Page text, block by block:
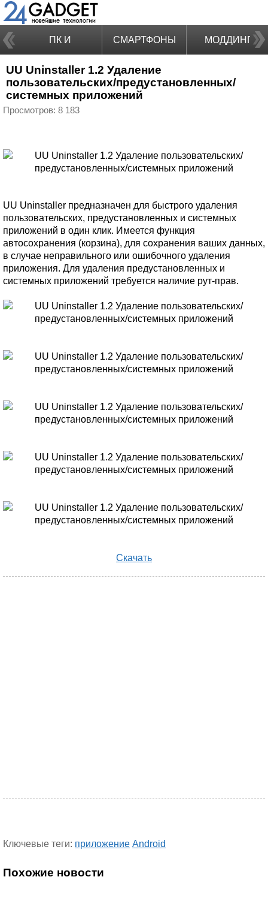
ПК И
НОУТБУКИ
СМАРТФОНЫ МОДДИНГ
UU Uninstaller 1.2 Удаление
пользовательских/предустановленных/
системных приложений
Просмотров: 8 183
UU Uninstaller предназначен для быстрого удаления
пользовательских, предустановленных и системных
приложений в один клик. Имеется функция
автосохранения (корзина), для сохранения ваших данных,
в случае неправильного или ошибочного удаления
приложения. Для удаления предустановленных и
системных приложений требуется наличие рут-прав.
Скачать
Ключевые теги: приложение Android
Похожие новости